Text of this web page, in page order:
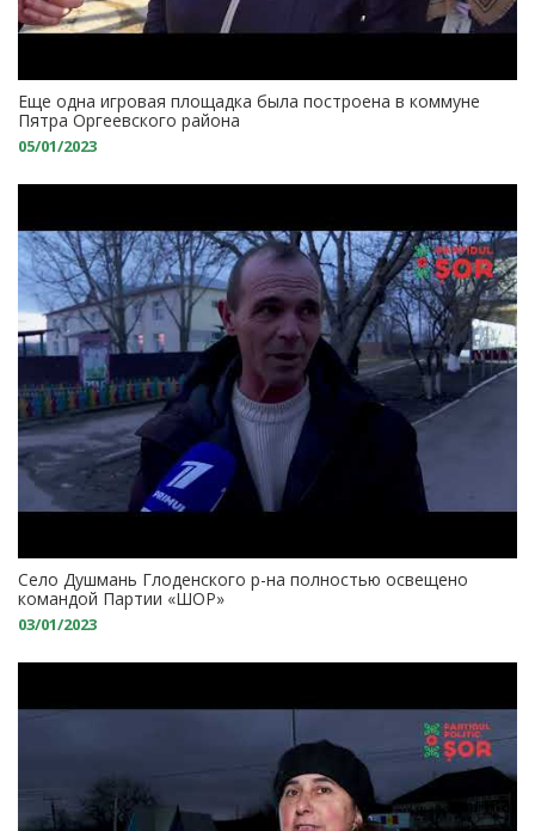
Еще одна игровая площадка была построена в коммуне
Пятра Оргеевского района
05/01/2023
Село Душмань Глоденского р-на полностью освещено
командой Партии «ШОР»
03/01/2023